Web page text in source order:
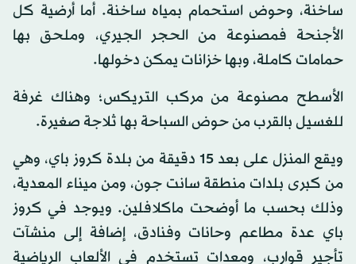
ساخنة، وحوض استحمام بمياه ساخنة. أما أرضية كل
الأجنحة فمصنوعة من الحجر الجيري، وملحق بها
حمامات كاملة، وبها خزانات يمكن دخولها.
الأسطح مصنوعة من مركب التريكس؛ وهناك غرفة
للغسيل بالقرب من حوض السباحة بها ثلاجة صغيرة.
ويقع المنزل على بعد 15 دقيقة من بلدة كروز باي، وهي
من كبرى بلدات منطقة سانت جون، ومن ميناء المعدية،
وذلك بحسب ما أوضحت ماكلافلين. ويوجد في كروز
باي عدة مطاعم وحانات وفنادق، إضافة إلى منشآت
تأجير قوارب، ومعدات تستخدم في الألعاب الرياضية